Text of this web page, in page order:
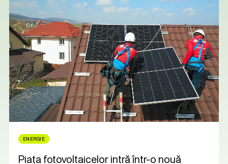
ENERGIE
Piața fotovoltaicelor intră într-o nouă